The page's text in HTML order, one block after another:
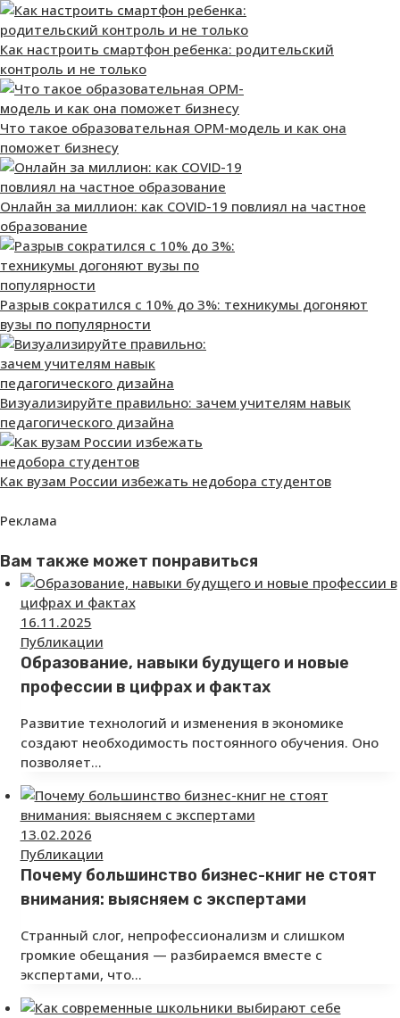
Как настроить смартфон ребенка: родительский
контроль и не только
Что такое образовательная OPM-модель и как она
поможет бизнесу
Онлайн за миллион: как COVID-19 повлиял на частное
образование
Разрыв сократился с 10% до 3%: техникумы догоняют
вузы по популярности
Визуализируйте правильно: зачем учителям навык
педагогического дизайна
Как вузам России избежать недобора студентов
Реклама
Вам также может понравиться
16.11.2025
Публикации
Образование, навыки будущего и новые
профессии в цифрах и фактах
Развитие технологий и изменения в экономике
создают необходимость постоянного обучения. Оно
позволяет…
13.02.2026
Публикации
Почему большинство бизнес-книг не стоят
внимания: выясняем с экспертами
Странный слог, непрофессионализм и слишком
громкие обещания — разбираемся вместе с
экспертами, что…